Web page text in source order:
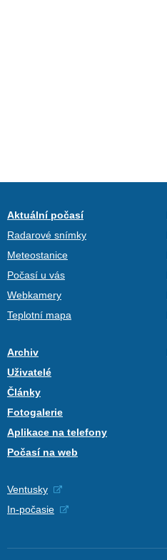
Aktuální počasí
Radarové snímky
Meteostanice
Počasí u vás
Webkamery
Teplotní mapa
Archiv
Uživatelé
Články
Fotogalerie
Aplikace na telefony
Počasí na web
Ventusky
In-počasie